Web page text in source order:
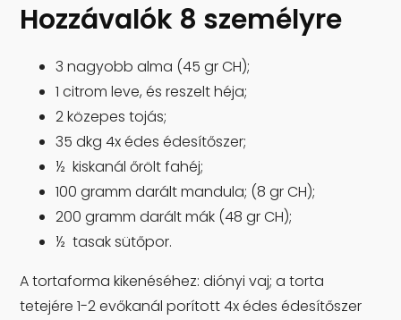
Hozzávalók 8 személyre
3 nagyobb alma (45 gr CH);
1 citrom leve, és reszelt héja;
2 közepes tojás;
35 dkg 4x édes édesítőszer;
½ kiskanál őrölt fahéj;
100 gramm darált mandula; (8 gr CH);
200 gramm darált mák (48 gr CH);
½ tasak sütőpor.
A tortaforma kikenéséhez: diónyi vaj; a torta
tetejére 1-2 evőkanál porított 4x édes édesítőszer